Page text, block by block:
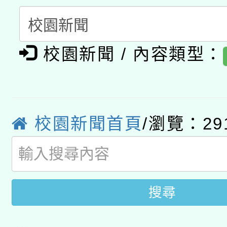
師專業成長研習實施計
方素養工作坊新北場」
「族語學習班」招生簡
文教學共融平台-教案
件」活動簡章
教育部國民及學前教育
年度COVID-19疫苗接
接種之民眾」措施，延
月28日止
本市兒童口腔健康促進
機關學校轉知所屬退休
用一案
辦理性別平等教育建置
人才庫實施計畫」一案
衛生局辦理之「115年
菸害防制實體解謎活動
校園新聞 / 內容類型：
校園新聞首頁/瀏覽：
搜尋